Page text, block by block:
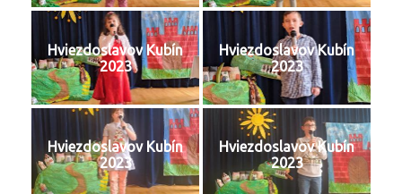
Hviezdoslavov Kubín
2023
Hviezdoslavov Kubín
2023
Hviezdoslavov Kubín
2023
Hviezdoslavov Kubín
2023